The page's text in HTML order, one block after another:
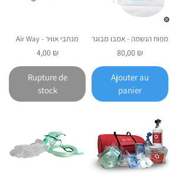
Air Way - מנתבי אוויר
Prix
4,00 ₪
Rupture de
stock
מפוח הנשמה - אמבו מבוגר
Prix
80,00 ₪
Ajouter au
panier